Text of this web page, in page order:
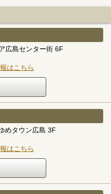
広島センター街 6F
はこちら
めタウン広島 3F
はこちら